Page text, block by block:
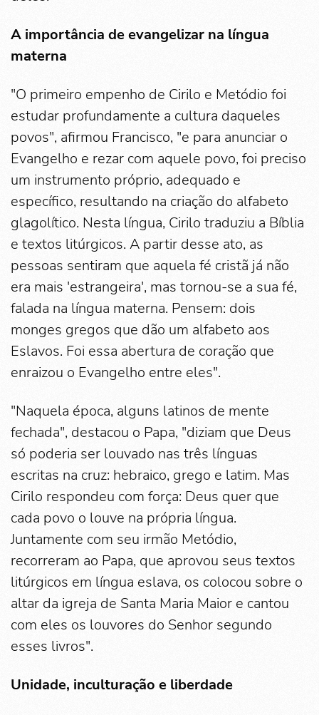
A importância de evangelizar na língua
materna
"O primeiro empenho de Cirilo e Metódio foi
estudar profundamente a cultura daqueles
povos", afirmou Francisco, "e para anunciar o
Evangelho e rezar com aquele povo, foi preciso
um instrumento próprio, adequado e
específico, resultando na criação do alfabeto
glagolítico. Nesta língua, Cirilo traduziu a Bíblia
e textos litúrgicos. A partir desse ato, as
pessoas sentiram que aquela fé cristã já não
era mais 'estrangeira', mas tornou-se a sua fé,
falada na língua materna. Pensem: dois
monges gregos que dão um alfabeto aos
Eslavos. Foi essa abertura de coração que
enraizou o Evangelho entre eles".
"Naquela época, alguns latinos de mente
fechada", destacou o Papa, "diziam que Deus
só poderia ser louvado nas três línguas
escritas na cruz: hebraico, grego e latim. Mas
Cirilo respondeu com força: Deus quer que
cada povo o louve na própria língua.
Juntamente com seu irmão Metódio,
recorreram ao Papa, que aprovou seus textos
litúrgicos em língua eslava, os colocou sobre o
altar da igreja de Santa Maria Maior e cantou
com eles os louvores do Senhor segundo
esses livros".
Unidade, inculturação e liberdade